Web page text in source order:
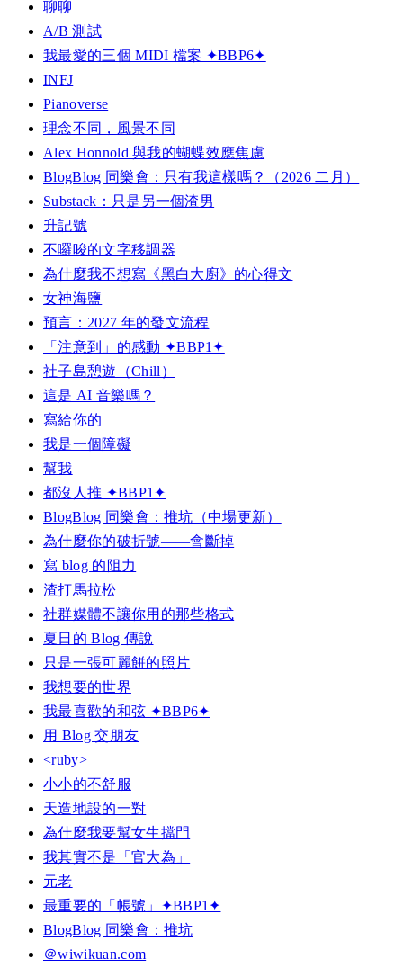
聊聊
A/B 測試
我最愛的三個 MIDI 檔案 ✦BBP6✦
INFJ
Pianoverse
理念不同，風景不同
Alex Honnold 與我的蝴蝶效應焦慮
BlogBlog 同樂會：只有我這樣嗎？（2026 二月）
Substack：只是另一個渣男
升記號
不囉唆的文字移調器
為什麼我不想寫《黑白大廚》的心得文
女神海鹽
預言：2027 年的發文流程
「注意到」的感動 ✦BBP1✦
社子島憩遊（Chill）
這是 AI 音樂嗎？
寫給你的
我是一個障礙
幫我
都沒人推 ✦BBP1✦
BlogBlog 同樂會：推坑（中場更新）
為什麼你的破折號——會斷掉
寫 blog 的阻力
渣打馬拉松
社群媒體不讓你用的那些格式
夏日的 Blog 傳說
只是一張可麗餅的照片
我想要的世界
我最喜歡的和弦 ✦BBP6✦
用 Blog 交朋友
<ruby>
小小的不舒服
天造地設的一對
為什麼我要幫女生擋門
我其實不是「官大為」
元老
最重要的「帳號」✦BBP1✦
BlogBlog 同樂會：推坑
＠wiwikuan.com